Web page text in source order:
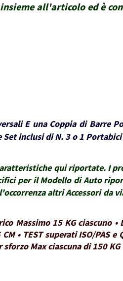
all'articolo ed è
E una Coppia di Barre
inclusi di N. 3 o 1 Portabici
qui riportate. I
per il Modello di Auto
altri Accessori da
Massimo 15 KG ciascuno •
• TEST superati ISO/PAS e
sforzo Max ciascuna di 150 KG